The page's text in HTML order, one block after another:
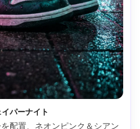
パーナイト
配置、ネオンピンク＆シアン